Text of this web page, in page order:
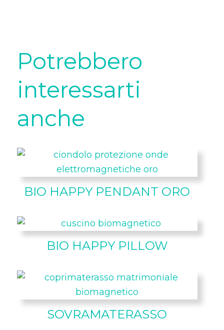
Potrebbero
interessarti
anche
BIO HAPPY PENDANT ORO
BIO HAPPY PILLOW
SOVRAMATERASSO